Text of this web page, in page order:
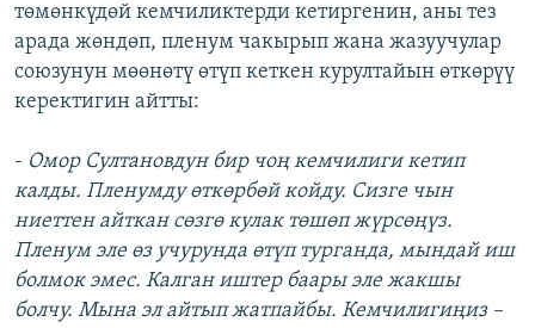
төмөнкүдөй кемчиликтерди кетиргенин, аны тез
арада жөндөп, пленум чакырып жана жазуучулар
союзунун мөөнөтү өтүп кеткен курултайын өткөрүү
керектигин айтты:
- Омор Султановдун бир чоң кемчилиги кетип
калды. Пленумду өткөрбөй койду. Сизге чын
ниеттен айткан сөзгө кулак төшөп жүрсөңүз.
Пленум эле өз учурунда өтүп турганда, мындай иш
болмок эмес. Калган иштер баары эле жакшы
болчу. Мына эл айтып жатпайбы. Кемчилигиңиз –